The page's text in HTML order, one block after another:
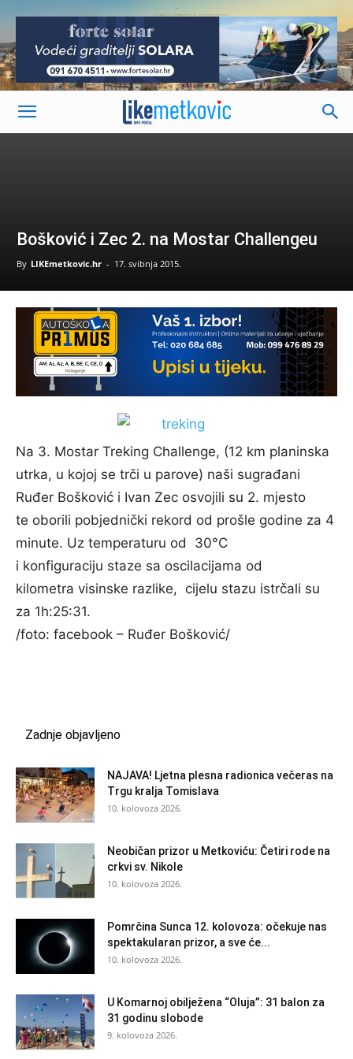
-
Bošković i Zec 2. na Mostar Challengeu
By LIKEmetkovic.hr - 17. svibnja 2015.
Na 3. Mostar Treking Challenge, (12 km planinska
utrka, u kojoj se trči u parove) naši sugrađani
Ruđer Bošković i Ivan Zec osvojili su 2. mjesto
te oborili pobjednički rekord od prošle godine za 4
minute. Uz temperaturu od 30°C
i konfiguraciju staze sa oscilacijama od
kilometra visinske razlike, cijelu stazu istrčali su
za 1h:25:31.
/foto: facebook – Ruđer Bošković/
Zadnje objavljeno
NAJAVA! Ljetna plesna radionica večeras na
Trgu kralja Tomislava
10. kolovoza 2026.
Neobičan prizor u Metkoviću: Četiri rode na
crkvi sv. Nikole
10. kolovoza 2026.
Pomrčina Sunca 12. kolovoza: očekuje nas
spektakularan prizor, a sve će...
10. kolovoza 2026.
U Komarnoj obilježena “Oluja”: 31 balon za
31 godinu slobode
9. kolovoza 2026.